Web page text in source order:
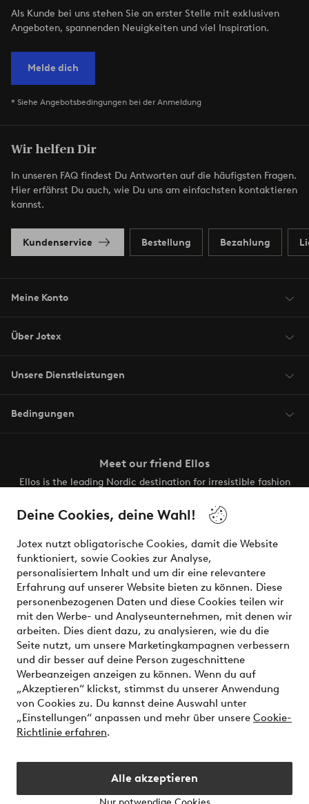
Deine Cookies, deine Wahl!
Jotex nutzt obligatorische Cookies, damit die Website
funktioniert, sowie Cookies zur Analyse,
personalisiertem Inhalt und um dir eine relevantere
Erfahrung auf unserer Website bieten zu können. Diese
personenbezogenen Daten und diese Cookies teilen wir
mit den Werbe- und Analyseunternehmen, mit denen wir
arbeiten. Dies dient dazu, zu analysieren, wie du die
Seite nutzt, um unsere Marketingkampagnen verbessern
und dir besser auf deine Person zugeschnittene
Werbeanzeigen anzeigen zu können. Wenn du auf
„Akzeptieren“ klickst, stimmst du unserer Anwendung
von Cookies zu. Du kannst deine Auswahl unter
„Einstellungen“ anpassen und mehr über unsere Cookie-
Richtlinie erfahren.
Alle akzeptieren
Als Kunde bei uns stehen Sie an erster Stelle mit exklusiven
Angeboten, spannenden Neuigkeiten und viel Inspiration.
Melde dich
* Siehe Angebotsbedingungen bei der Anmeldung
Wir helfen Dir
In unseren FAQ findest Du Antworten auf die häufigsten Fragen.
Hier erfährst Du auch, wie Du uns am einfachsten kontaktieren
kannst.
Kundenservice Bestellung Bezahlung
Meine Konto
Über Jotex
Unsere Dienstleistungen
Bedingungen
Meet our friend Ellos
Ellos is the leading Nordic destination for irresistible fashion
the latest trends, curated to make finding your next look
effortless. It’s all here.
Visit Ellos
Sichere Zahlungen - Jetzt bezahlen oder aufteilen
Möchtest du mehr über unsere
Zahlungsmöglichkeitenerfahren?